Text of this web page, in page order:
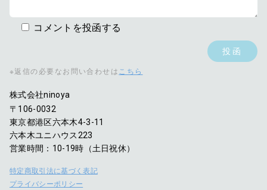
コメントを投函する
※返信の必要なお問い合わせは こちら
株式会社ninoya
〒106-0032
東京都港区六本木4-3-11
六本木ユニハウス223
営業時間：10-19時（土日祝休）
特定商取引法に基づく表記
プライバシーポリシー